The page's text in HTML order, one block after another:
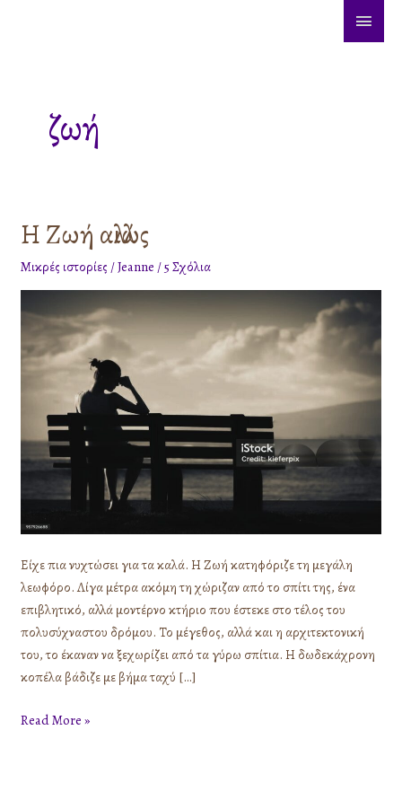
ζωή
Η Ζωή αλλιώς
Μικρές ιστορίες /Jeanne/5 Σχόλια
Είχε πια νυχτώσει για τα καλά. Η Ζωή κατηφόριζε τη μεγάλη
λεωφόρο. Λίγα μέτρα ακόμη τη χώριζαν από το σπίτι της, ένα
επιβλητικό, αλλά μοντέρνο κτήριο που έστεκε στο τέλος του
πολυσύχναστου δρόμου. Το μέγεθος, αλλά και η αρχιτεκτονική
του, το έκαναν να ξεχωρίζει από τα γύρω σπίτια. Η δωδεκάχρονη
κοπέλα βάδιζε με βήμα ταχύ […]
Η
αλλιώς
Read More »